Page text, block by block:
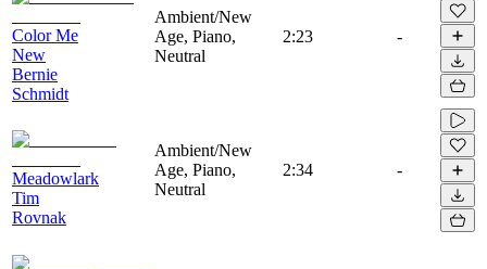
Color Me
New
Bernie
Schmidt
Ambient/New
Age, Piano,
Neutral
2:23 -
Meadowlark
Tim
Rovnak
Ambient/New
Age, Piano,
Neutral
2:34 -